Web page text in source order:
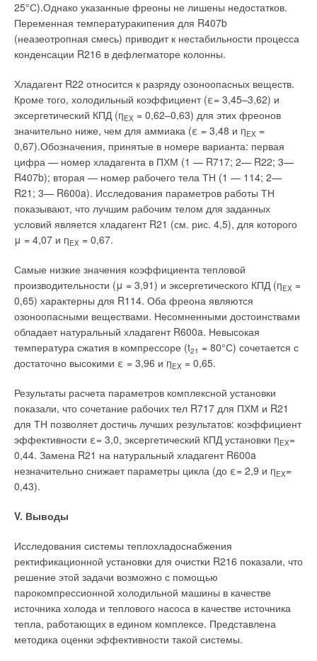
25°С).Однако указанные фреоны не лишены недостатков.
Переменная температуракипения для R407b
(неазеотропная смесь) приводит к нестабильности процесса
конденсации R216 в дефлегматоре колонны.
Хладагент R22 относится к разряду озоноопасных веществ.
Кроме того, холодильный коэффициент (ε= 3,45–3,62) и
эксергетический КПД (ηEX = 0,62–0,63) для этих фреонов
значительно ниже, чем для аммиака (ε = 3,48 и ηEX =
0,67).Обозначения, принятые в номере варианта: первая
цифра — номер хладагента в ПХМ (1 — R717; 2— R22; 3—
R407b); вторая — номер рабочего тела ТН (1 — 114; 2—
R21; 3— R600a). Исследования параметров работы ТН
показывают, что лучшим рабочим телом для заданных
условий является хладагент R21 (см. рис. 4,5), для которого
μ = 4,07 и ηEX = 0,67.
Самые низкие значения коэффициента тепловой
производительности (μ = 3,91) и эксергетического КПД (ηEX =
0,65) характерны для R114. Оба фреона являются
озоноопасными веществами. Несомненными достоинствами
обладает натуральный хладагент R600a. Невысокая
температура сжатия в компрессоре (t21 = 80°С) сочетается с
достаточно высокими ε = 3,96 и ηEX = 0,65.
Результаты расчета параметров комплексной установки
показали, что сочетание рабочих тел R717 для ПХМ и R21
для ТН позволяет достичь лучших результатов: коэффициент
эффективности ε= 3,0, эксергетический КПД установки ηEX=
0,44. Замена R21 на натуральный хладагент R600a
незначительно снижает параметры цикла (до ε= 2,9 и ηEX=
0,43).
V. Выводы
Исследования системы теплохладоснабжения
ректификационной установки для очистки R216 показали, что
решение этой задачи возможно с помощью
парокомпрессионной холодильной машины в качестве
источника холода и теплового насоса в качестве источника
тепла, работающих в едином комплексе. Представлена
методика оценки эффективности такой системы.
находящиеся в комнатена довольно большом расстоянии
от него, но даже мебель. Аналогичную ситуацию можно
наблюдать в другом популярном мультфильме
«Телевизор кота Леопольда», в котором зловредные
мыши учиняют с помощью пылесоса форменный разгром в
комнате кота Леопольда, засасывая в пылесос его вещи, и
в результате попадают в этот пылесос сами. Есть
эпизоды с таким же использованием пылесоса и в
мультфильме «Карлсон вернулся». Наконец, совсем
недавно мы многократно наблюдали рекламу по
телевизору, в которой дама опрокидывает в пролет вазу
с цветами и с помощью пылесоса ловит ее, что должно,
по мнению авторов рекламы, продемонстрировать
необыкновенные качества пылесоса.
К описанному выше следует относиться с юмором и
понимать, что все эти явления представляют собой
художественные образы, но не имеют никакого отношения к
реальности, более того, они совершенно противоречат ей
(что, скорее всего, знали и авторы этих произведений).
Кроме точечного стока обычно рассматривают также
идеальную модель линейного стока — условной линии, к
которой из окружающего пространства устремляется воздух.
В этом случае линии равных скоростей представляют собой
цилиндры, а линии тока— радиальные плоскости,
проходящие через сток.Вывод соотношения для
определения скоростей в спектре всасывания линейного
стока производят аналогично выводу для точечного стока.
Расчетная формула имеет вид:
где b — ширина всасывающей щели, м; коэффициент K
всасывания,который образуется линейным стоком, скорости
воздуха падают медленнее, чем в точечном (обратно
пропорционально расстоянию от стока, а не квадрату
расстояния). Обычно формулами для линейного стока
пользуются, если размеры сторон всасывающего патрубка
различаются более чем в 10 раз. Производительность отсоса
определяют в расчете на 1 п.м. длины щели.